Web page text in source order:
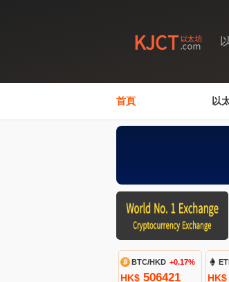
首頁 以
BTC/HKD +0.17%
HK$ 506421 HK$